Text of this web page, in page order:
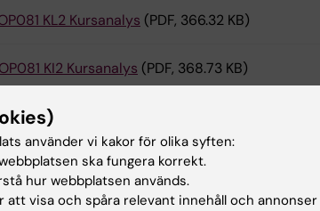
KL2 Kursanalys (PDF, 366.32 KB)
KI2 Kursanalys (PDF, 368.73 KB)
KI2 kursanalys
använder vi kakor för olika syften:
ska fungera korrekt.
hur webbplatsen används.
att visa och spåra relevant innehåll och